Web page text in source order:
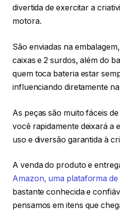
divertida de exercitar a
motora.
São enviadas na
caixas e 2 surdos, além do
quem toca bateria estar
influenciando diretamente
As peças são muito fáceis
você rapidamente deixará a
uso e diversão garantida à
A venda do produto e
Amazon, uma plataforma
bastante conhecida e
pensamos em itens que